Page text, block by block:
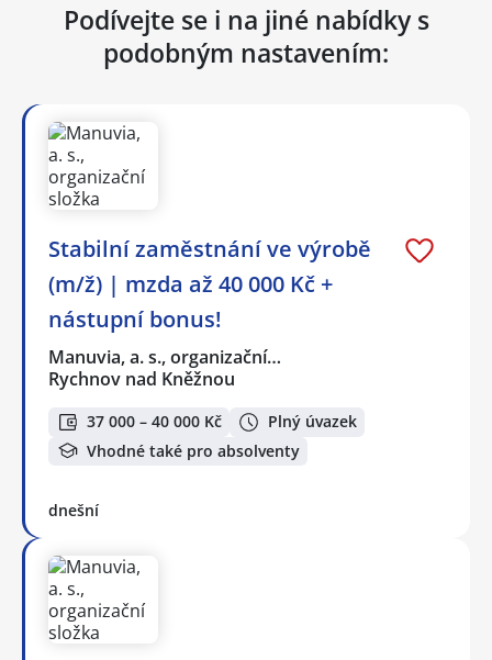
Podívejte se i na jiné nabídky s
podobným nastavením:
Stabilní zaměstnání ve výrobě
(m/ž) | mzda až 40 000 Kč +
nástupní bonus!
Manuvia, a. s., organizační…
Rychnov nad Kněžnou
37 000 – 40 000 Kč
Plný úvazek
Vhodné také pro absolventy
dnešní